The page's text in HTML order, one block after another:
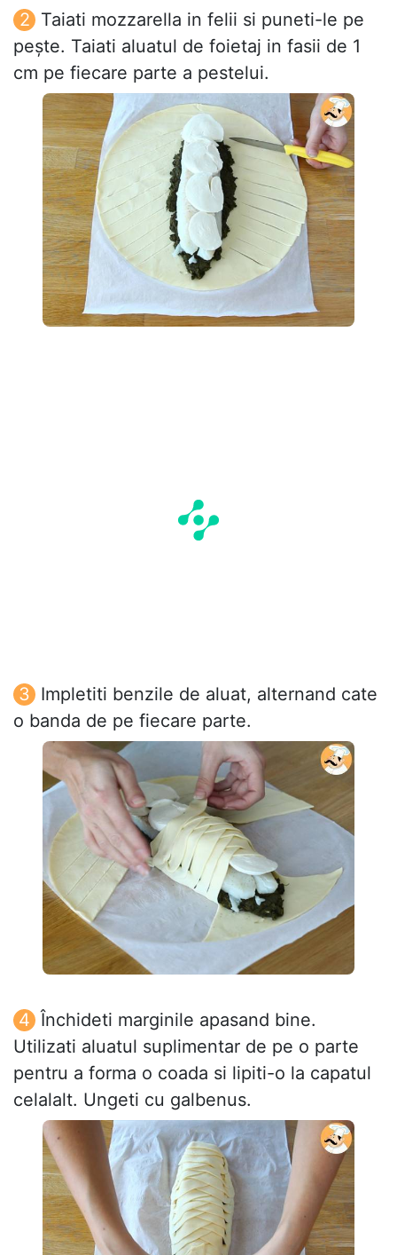
Taiati mozzarella in felii si puneti-le pe
pește. Taiati aluatul de foietaj in fasii de 1
cm pe fiecare parte a pestelui.
Impletiti benzile de aluat, alternand cate
o banda de pe fiecare parte.
Închideti marginile apasand bine.
Utilizati aluatul suplimentar de pe o parte
pentru a forma o coada si lipiti-o la capatul
celalalt. Ungeti cu galbenus.